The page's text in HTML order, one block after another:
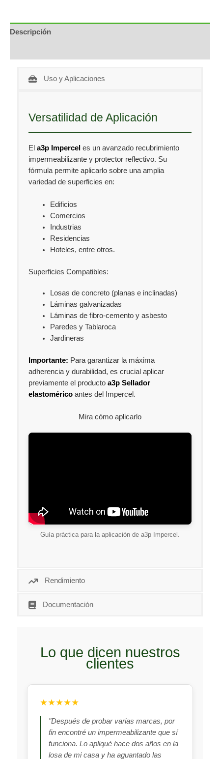
Descripción
Uso y Aplicaciones
Versatilidad de Aplicación
El a3p Impercel es un avanzado recubrimiento
impermeabilizante y protector reflectivo. Su
fórmula permite aplicarlo sobre una amplia
variedad de superficies en:
Edificios
Comercios
Industrias
Residencias
Hoteles, entre otros.
Superficies Compatibles:
Losas de concreto (planas e inclinadas)
Láminas galvanizadas
Láminas de fibro-cemento y asbesto
Paredes y Tablaroca
Jardineras
Importante: Para garantizar la máxima
adherencia y durabilidad, es crucial aplicar
previamente el producto a3p Sellador
elastomérico antes del Impercel.
Mira cómo aplicarlo
Guía práctica para la aplicación de a3p Impercel.
Rendimiento
Documentación
Lo que dicen nuestros
clientes
★★★★★
"Después de probar varias marcas, por
fin encontré un impermeabilizante que sí
funciona. Lo apliqué hace dos años en la
losa de mi casa y ha aguantado las